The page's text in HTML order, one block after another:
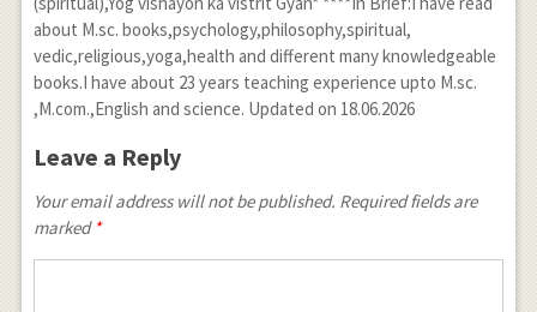
about M.sc. books,psychology,philosophy,spiritual,
vedic,religious,yoga,health and different many knowledgeable
books.I have about 23 years teaching experience upto M.sc.
,M.com.,English and science. Updated on 18.06.2026
Leave a Reply
Your email address will not be published. Required fields are
marked *